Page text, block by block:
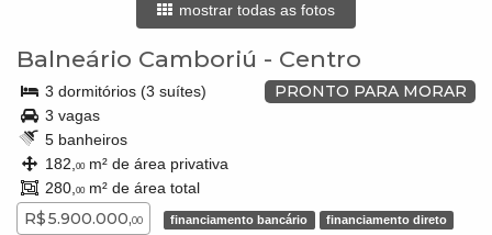
mostrar todas as fotos
Balneário Camboriú - Centro
PRONTO PARA MORAR
3 dormitórios (3 suítes)
3 vagas
5 banheiros
182, 00m² de área privativa
280, 00m² de área total
R$ 5.900.000,00 financiamento bancário financiamento direto